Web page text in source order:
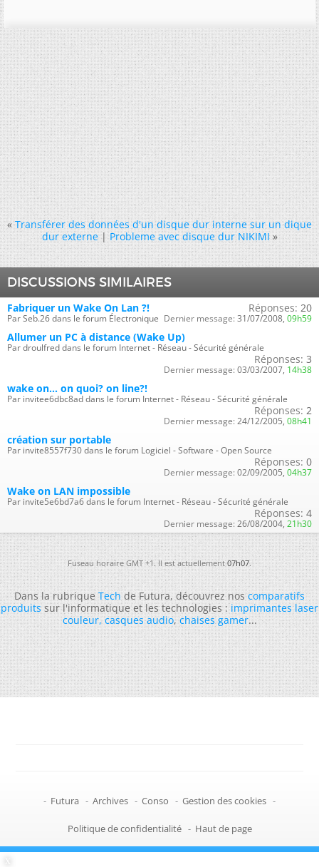
« Transférer des données d'un disque dur interne sur un dique
dur externe|Probleme avec disque dur NIKIMI »
DISCUSSIONS SIMILAIRES
Fabriquer un Wake On Lan ?!
Par Seb.26 dans le forum Électronique
Réponses: 20
Dernier message: 31/07/2008, 09h59
Allumer un PC à distance (Wake Up)
Par droulfred dans le forum Internet - Réseau - Sécurité générale
Réponses: 3
Dernier message: 03/03/2007, 14h38
wake on... on quoi? on line?!
Par invitee6dbc8ad dans le forum Internet - Réseau - Sécurité générale
Réponses: 2
Dernier message: 24/12/2005, 08h41
création sur portable
Par invite8557f730 dans le forum Logiciel - Software - Open Source
Réponses: 0
Dernier message: 02/09/2005, 04h37
Wake on LAN impossible
Par invite5e6bd7a6 dans le forum Internet - Réseau - Sécurité générale
Réponses: 4
Dernier message: 26/08/2004, 21h30
Fuseau horaire GMT +1. Il est actuellement07h07.
Dans la rubriqueTechde Futura, découvrez noscomparatifs
produitssur l'informatique et les technologies :imprimantes laser
couleur,casques audio,chaises gamer...
- Futura - Archives - Conso - Gestion des cookies -
Politique de confidentialité - Haut de page